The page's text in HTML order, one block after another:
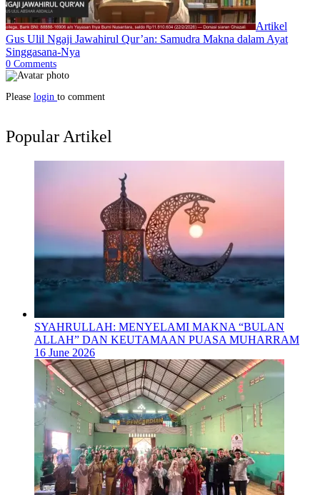
Artikel
Gus Ulil Ngaji Jawahirul Qur’an: Samudra Makna dalam Ayat
Singgasana-Nya
0 Comments
Please login to comment
Popular Artikel
SYAHRULLAH: MENYELAMI MAKNA “BULAN
ALLAH” DAN KEUTAMAAN PUASA MUHARRAM
16 June 2026